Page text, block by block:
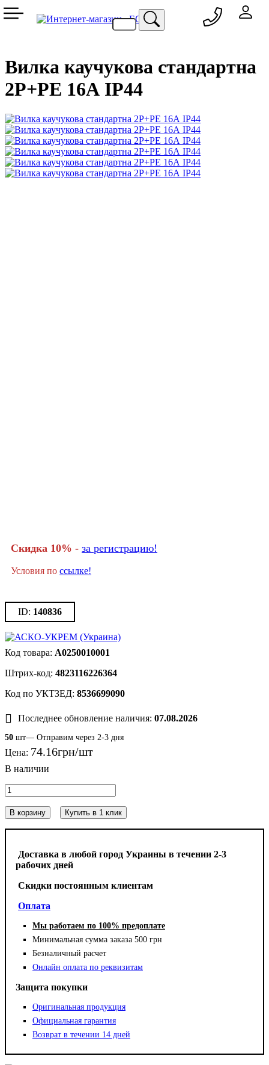
Вилка каучукова стандартна
2Р+PE 16А IP44
Скидка 10% - за регистрацию!
Условия по ссылке!
140836
A0250010001
4823116226364
8536699090
Последнее обновление наличия: 07.08.2026
50 шт— Отправим через 2-3 дня
Цена: 74.16грн
В корзину Купить в 1 клик
Доставка в любой город Украины в течении 2-3
рабочих дней
Cкидки постоянным клиентам
Оплата
Мы работаем по 100% предоплате
Минимальная сумма заказа 500 грн
Безналичный расчет
Онлайн оплата по реквизитам
Защита покупки
Оригинальная продукция
Официальная гарантия
Возврат в течении 14 дней